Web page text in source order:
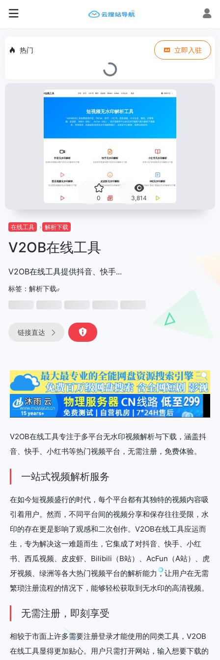
热门 立即入驻
0 3,814
在线工具 解析下载
V2OB在线工具
V2OB在线工具提供抖音、快手...
标签： 解析下载
链接直达
V2OB在线工具专注于多平台无水印视频解析与下载，涵盖抖
音、快手、小红书等热门视频平台，无需注册，免费体验。
一站式视频解析服务
在如今短视频盛行的时代，每个平台都有其独特的视频内容吸
引着用户。然而，不同平台间的视频分享和保存往往受限，水
印的存在更是影响了观感和二次创作。V2OB在线工具应运而
生，专为解决这一难题而生，它集成了对抖音、快手、小红
书、西瓜视频、皮皮虾、Bilibili（B站）、AcFun（A站）、虎
牙视频、绿洲等各大热门视频平台的解析能力，让用户在无需
繁琐注册流程的情况下，能够轻松获取到无水印的高清视频。
无需注册，即刻享受
相较于市面上许多需要注册登录才能使用的同类工具，V2OB
在线工具显得更加贴心。用户只需打开网站，输入想要下载的